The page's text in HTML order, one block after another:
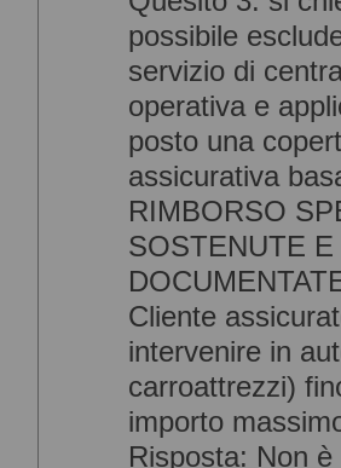
possibile
servizio di
operativa e
posto una
assicurativa
RIMBORSO
SOSTENUTE E
Cliente
intervenire in
carroattrezzi)
importo
Risposta: Non è